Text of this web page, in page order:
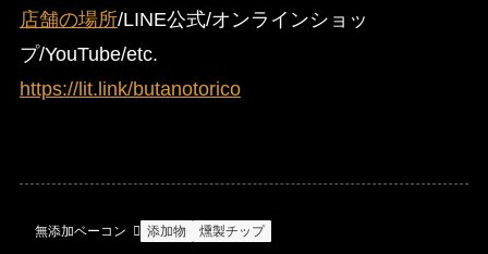
店舗の場所/LINE公式/オンラインショッ
プ/YouTube/etc.
https://lit.link/butanotorico
無添加ベーコン 添加物 燻製チップ